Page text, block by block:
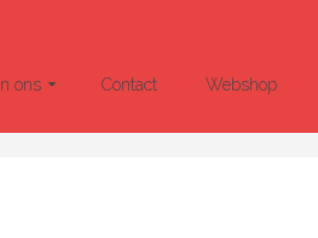
ons Contact Webshop